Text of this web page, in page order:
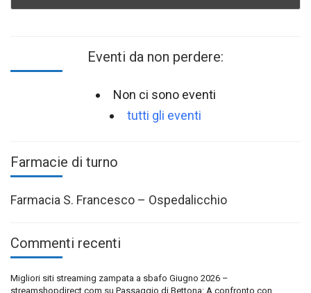
Eventi da non perdere:
Non ci sono eventi
tutti gli eventi
Farmacie di turno
Farmacia S. Francesco – Ospedalicchio
Commenti recenti
Migliori siti streaming zampata a sbafo Giugno 2026 –
streamshopdirect.com su Passaggio di Bettona: A confronto con